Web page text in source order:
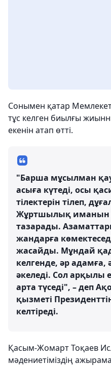
Сонымен қатар
тұс келген биылғы
екенін атап өтті.
"Барша мұсылман
асыға күтеді, осы
тілектерін тілеп,
Жұртшылық иманын
тазарады.
жандарға
жасайды. Мұндай
келгенде, әр
әкеледі. Сол арқылы
арта түседі", – деп
қызметі
келтіреді.
Қасым-Жомарт Тоқаев
мәдениетіміздің